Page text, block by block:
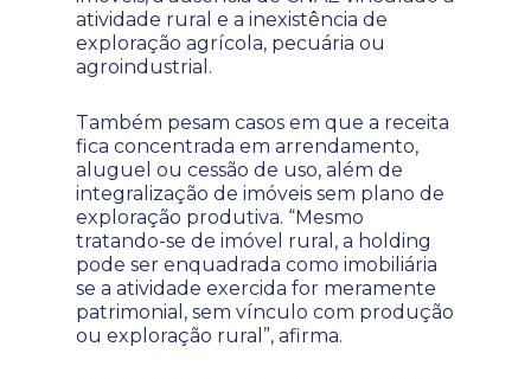
atividade rural e a inexistência de
exploração agrícola, pecuária ou
agroindustrial.
Também pesam casos em que a receita
fica concentrada em arrendamento,
aluguel ou cessão de uso, além de
integralização de imóveis sem plano de
exploração produtiva. “Mesmo
tratando-se de imóvel rural, a holding
pode ser enquadrada como imobiliária
se a atividade exercida for meramente
patrimonial, sem vínculo com produção
ou exploração rural”, afirma.